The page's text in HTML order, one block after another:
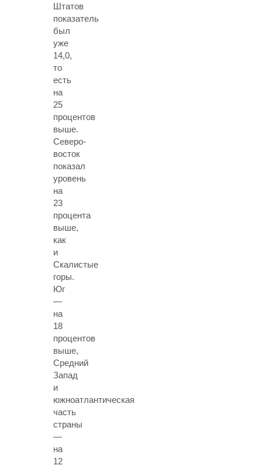
Штатов
показатель
был
уже
14,0,
то
есть
на
25
процентов
выше.
Северо-
восток
показал
уровень
на
23
процента
выше,
как
и
Скалистые
горы.
Юг
—
на
18
процентов
выше,
Средний
Запад
и
южноатлантическая
часть
страны
—
на
12